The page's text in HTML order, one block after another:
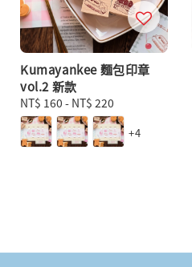
Kumayankee 麵包印章
vol.2 新款
Regular
price
NT$ 160 - NT$ 220
+4